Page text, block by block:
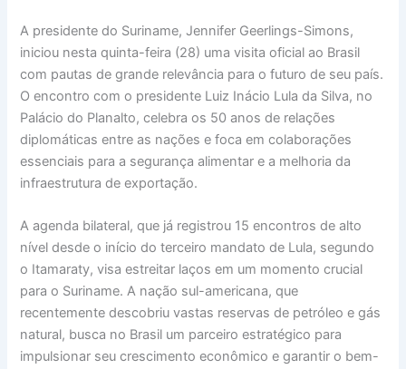
A presidente do Suriname, Jennifer Geerlings-Simons,
iniciou nesta quinta-feira (28) uma visita oficial ao Brasil
com pautas de grande relevância para o futuro de seu país.
O encontro com o presidente Luiz Inácio Lula da Silva, no
Palácio do Planalto, celebra os 50 anos de relações
diplomáticas entre as nações e foca em colaborações
essenciais para a segurança alimentar e a melhoria da
infraestrutura de exportação.
A agenda bilateral, que já registrou 15 encontros de alto
nível desde o início do terceiro mandato de Lula, segundo
o Itamaraty, visa estreitar laços em um momento crucial
para o Suriname. A nação sul-americana, que
recentemente descobriu vastas reservas de petróleo e gás
natural, busca no Brasil um parceiro estratégico para
impulsionar seu crescimento econômico e garantir o bem-